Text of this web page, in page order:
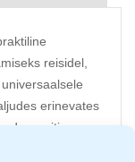
reisidel,
erinevates
eriti
samas kui